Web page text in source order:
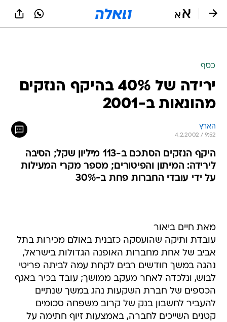
כסף
ירידה של 40% בהיקף הנזקים
מהונאות ב-2001
הארץ
4.2.2002 / 9:52
היקף הנזקים הסתכם ב-113 מיליון שקל; הסיבה
לירידה: המיתון והפיטורים; מספר מקרי המעילות
על ידי עובדי החברות פחת ב-30%
מאת חיים ביאור
עובדת ותיקה שהועסקה כזבנית באולם מכירות בתל
אביב של אחת מחברות האופנה הגדולות בישראל,
נהגה במשך חודשים רבים לקחת עמה לביתה פריטי
לבוש, ונלכדה לאחר מעקב ממושך; עובד בכיר באגף
הכספים של חברת השקעות נהג במשך שנתיים
להעביר לחשבון בנק של קרוב משפחה סכומים
קטנים השייכים לחברה, באמצעות זיוף חתימה על